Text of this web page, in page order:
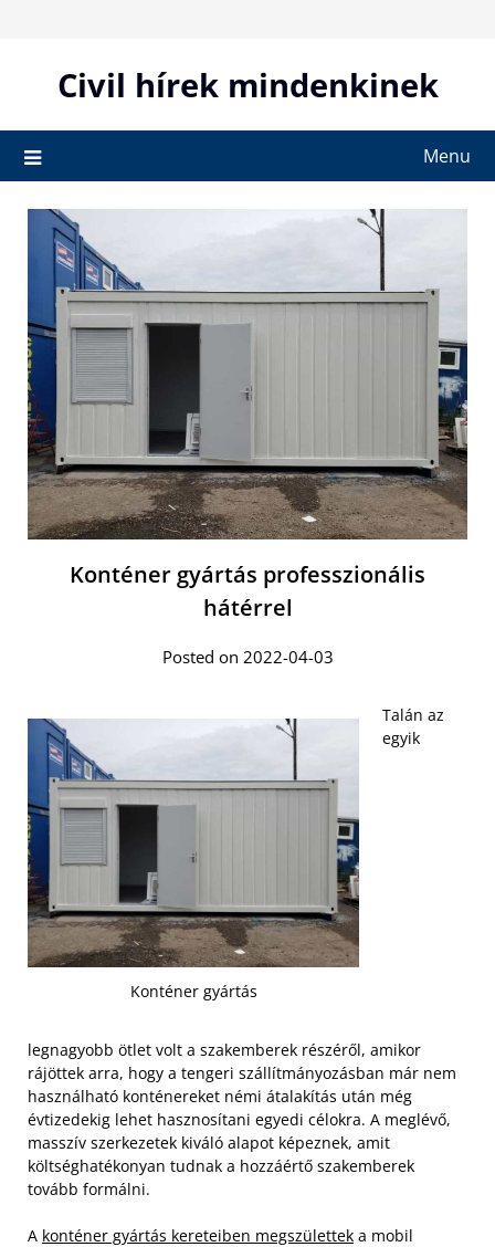
contentCivil hírek mindenkinek
Menu
Konténer gyártás professzionális
hátérrel
Posted on 2022-04-03
Konténer gyártás
Talán az
egyik
legnagyobb ötlet volt a szakemberek részéről, amikor
rájöttek arra, hogy a tengeri szállítmányozásban már nem
használható konténereket némi átalakítás után még
évtizedekig lehet hasznosítani egyedi célokra. A meglévő,
masszív szerkezetek kiváló alapot képeznek, amit
költséghatékonyan tudnak a hozzáértő szakemberek
tovább formálni.
A konténer gyártás kereteiben megszülettek a mobil